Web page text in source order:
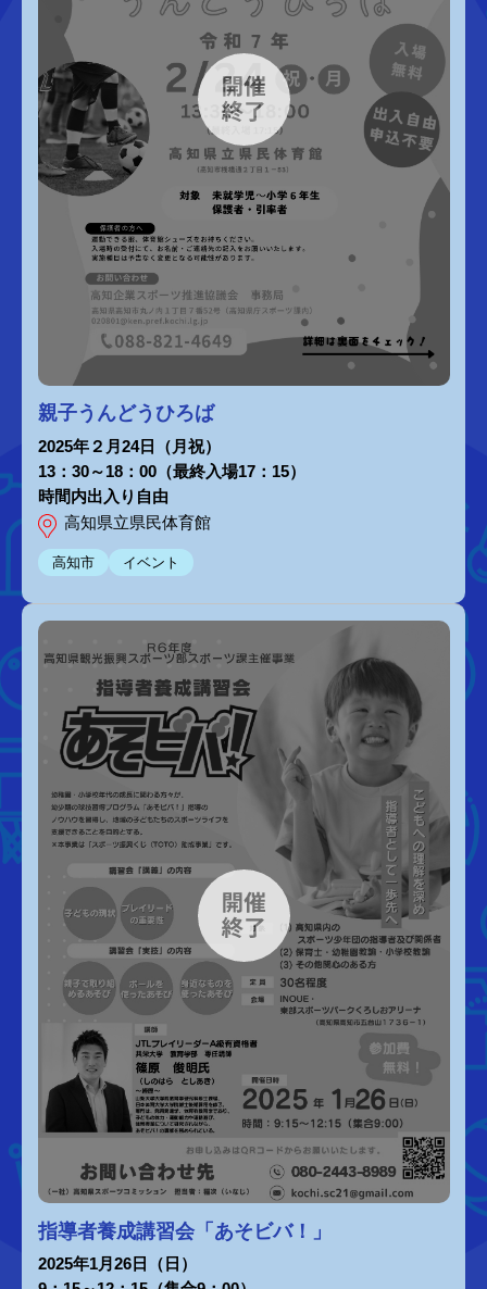
親子うんどうひろば
2025年２月24日（月祝）
13：30～18：00（最終入場17：15）
時間内出入り自由
高知県立県民体育館
高知市 イベント
指導者養成講習会「あそビバ！」
2025年1月26日（日）